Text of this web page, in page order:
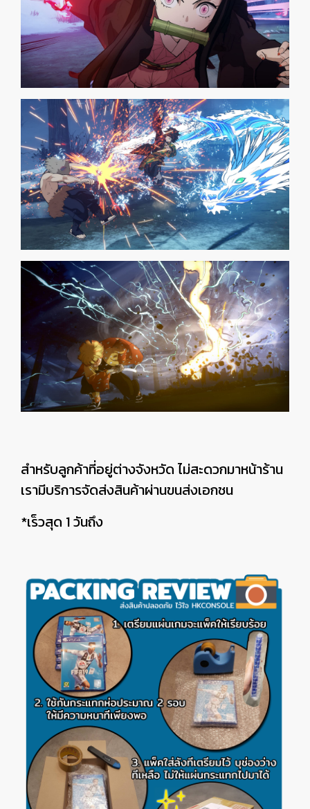
สำหรับลูกค้าที่อยู่ต่างจังหวัด ไม่สะดวกมาหน้าร้าน
เรามีบริการจัดส่งสินค้าผ่านขนส่งเอกชน
*เร็วสุด 1 วันถึง